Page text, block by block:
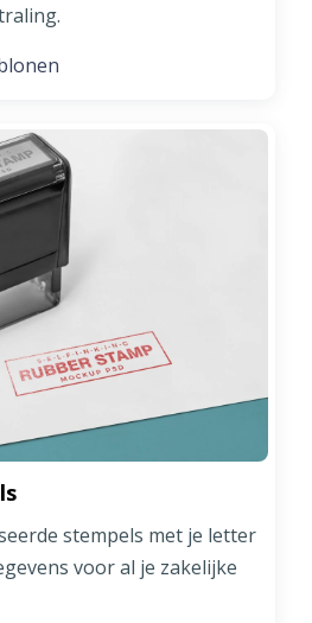
stempels met je letter
voor al je zakelijke